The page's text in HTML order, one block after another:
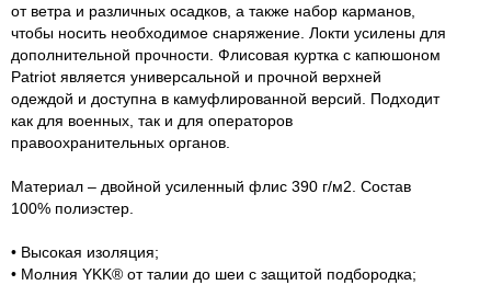
от ветра и различных осадков, а также набор карманов,
чтобы носить необходимое снаряжение. Локти усилены для
дополнительной прочности. Флисовая куртка с капюшоном
Patriot является универсальной и прочной верхней
одеждой и доступна в камуфлированной версий. Подходит
как для военных, так и для операторов
правоохранительных органов.
Материал – двойной усиленный флис 390 г/м2. Состав
100% полиэстер.
• Высокая изоляция;
• Молния YKK® от талии до шеи с защитой подбородка;